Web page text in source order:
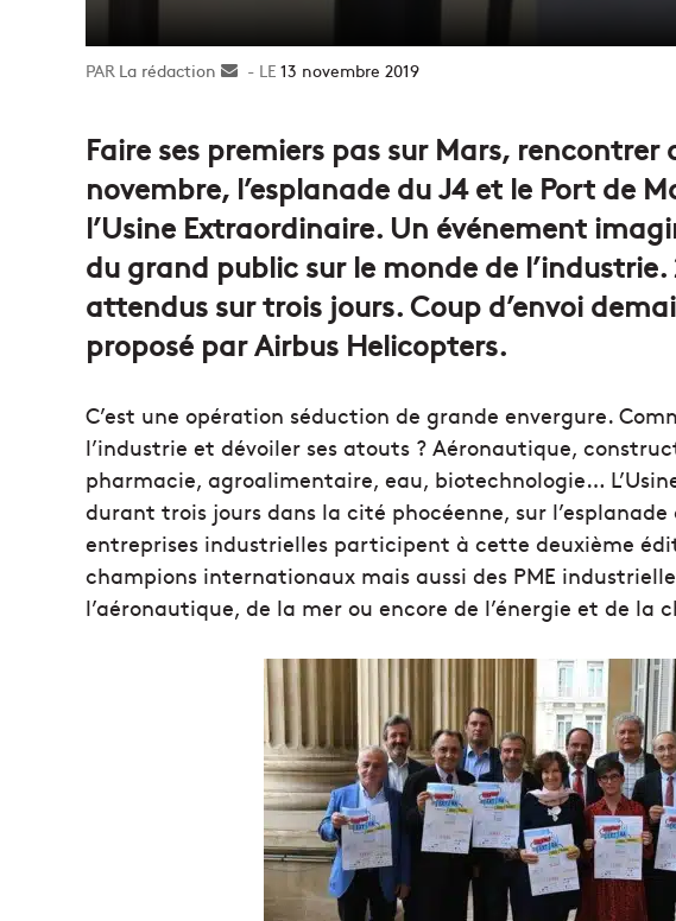
La rédaction
Envoyer13 novembre 2019
Faire ses premiers pas sur Mars, rencontrer
novembre, l’esplanade du J4 et le Port de
l’Usine Extraordinaire. Un événement
du grand public sur le monde de
attendus sur trois jours. Coup d’envoi
proposé par Airbus Helicopters.
C’est une opération séduction de grande envergure.
l’industrie et dévoiler ses atouts ? Aéronautique,
pharmacie, agroalimentaire, eau, biotechnologie…
durant trois jours dans la cité phocéenne, sur
entreprises industrielles participent à cette deuxième
champions internationaux mais aussi des PME
l’aéronautique, de la mer ou encore de l’énergie et de la